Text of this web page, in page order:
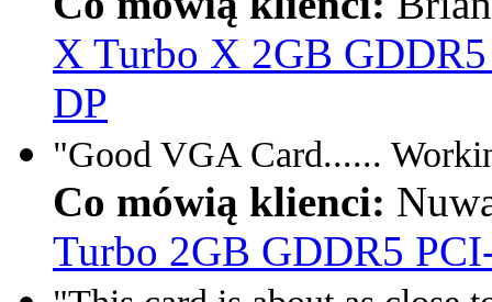
X Turbo X 2GB
DP
"Good VGA Card......
Co mówią klienci:
Turbo 2GB GDDR5